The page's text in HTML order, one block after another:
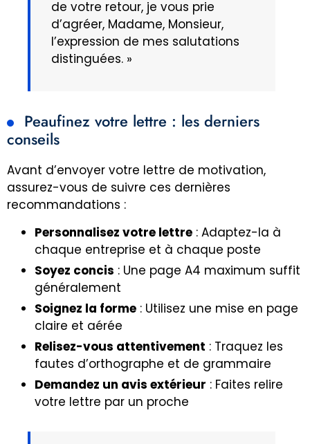
de votre retour, je vous prie
d’agréer, Madame, Monsieur,
l’expression de mes salutations
distinguées. »
Peaufinez votre lettre : les derniers
conseils
Avant d’envoyer votre lettre de motivation,
assurez-vous de suivre ces dernières
recommandations :
Personnalisez votre lettre : Adaptez-la à
chaque entreprise et à chaque poste
Soyez concis : Une page A4 maximum suffit
généralement
Soignez la forme : Utilisez une mise en page
claire et aérée
Relisez-vous attentivement : Traquez les
fautes d’orthographe et de grammaire
Demandez un avis extérieur : Faites relire
votre lettre par un proche